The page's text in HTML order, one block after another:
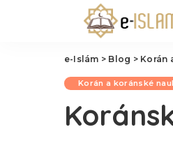
e-Islám > Blog > Korán
Korán a koránské